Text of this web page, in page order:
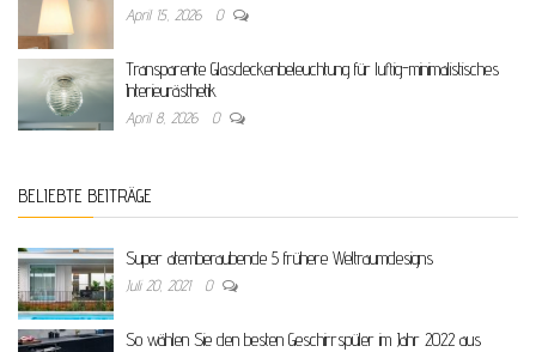
April 15, 2026 0
Transparente Glasdeckenbeleuchtung für luftig-minimalistisches
Interieurästhetik
April 8, 2026 0
BELIEBTE BEITRÄGE
Super atemberaubende 5 frühere Weltraumdesigns
Juli 20, 2021 0
So wählen Sie den besten Geschirrspüler im Jahr 2022 aus